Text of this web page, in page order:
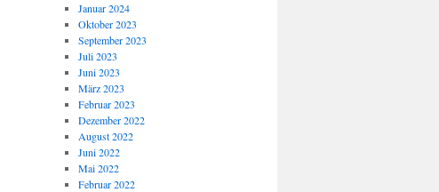
Januar 2024
Oktober 2023
September 2023
Juli 2023
Juni 2023
März 2023
Februar 2023
Dezember 2022
August 2022
Juni 2022
Mai 2022
Februar 2022